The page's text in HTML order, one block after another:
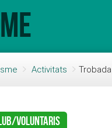
Activitats
voluntaris